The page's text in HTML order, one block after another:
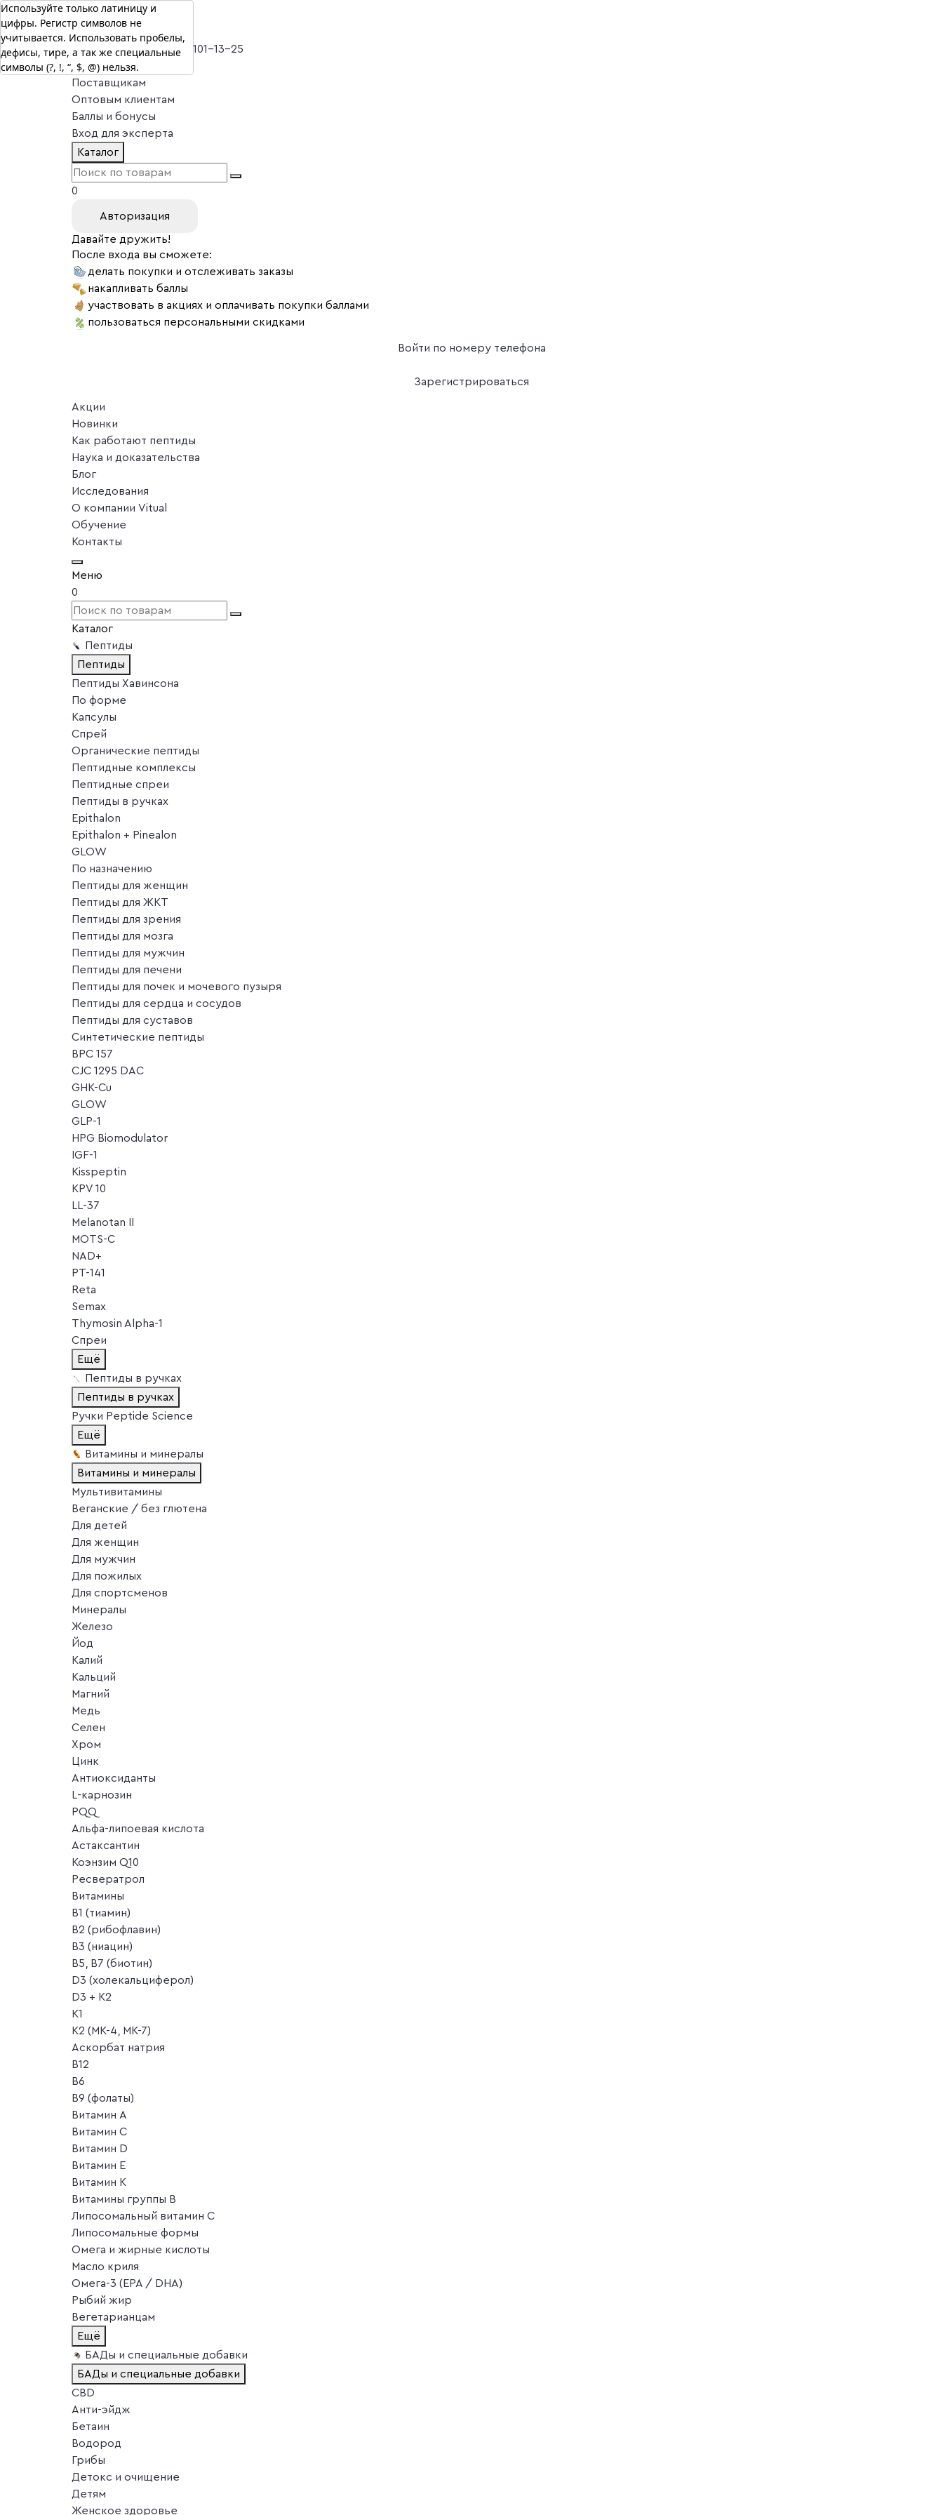
г. Москва
Vitual Peptide+7 (800) 101-13-25
Специалистам
Поставщикам
Оптовым клиентам
Баллы и бонусы
Вход для эксперта
Каталог
0
Авторизация
Давайте дружить!
После входа вы сможете:
делать покупки и отслеживать заказы
накапливать баллы
участвовать в акциях и оплачивать покупки баллами
пользоваться персональными скидками
Войти по номеру телефона
Зарегистрироваться
Акции
Новинки
Как работают пептиды
Наука и доказательства
Блог
Исследования
О компании Vitual
Обучение
Контакты
Меню
0
Каталог
Пептиды
Пептиды
Пептиды Хавинсона
По форме
Капсулы
Спрей
Органические пептиды
Пептидные комплексы
Пептидные спреи
Пептиды в ручках
Epithalon
Epithalon + Pinealon
GLOW
По назначению
Пептиды для женщин
Пептиды для ЖКТ
Пептиды для зрения
Пептиды для мозга
Пептиды для мужчин
Пептиды для печени
Пептиды для почек и мочевого пузыря
Пептиды для сердца и сосудов
Пептиды для суставов
Синтетические пептиды
BPC 157
CJC 1295 DAC
GHK-Cu
GLOW
GLP-1
HPG Biomodulator
IGF-1
Kisspeptin
KPV 10
LL-37
Melanotan II
MOTS-C
NAD+
PT-141
Reta
Semax
Thymosin Alpha-1
Спреи
Ещё
Пептиды в ручках
Пептиды в ручках
Ручки Peptide Science
Ещё
Витамины и минералы
Витамины и минералы
Мультивитамины
Веганские / без глютена
Для детей
Для женщин
Для мужчин
Для пожилых
Для спортсменов
Минералы
Железо
Йод
Калий
Кальций
Магний
Медь
Селен
Хром
Цинк
Антиоксиданты
L-карнозин
PQQ
Альфа-липоевая кислота
Астаксантин
Коэнзим Q10
Ресвератрол
Витамины
B1 (тиамин)
B2 (рибофлавин)
B3 (ниацин)
B5, B7 (биотин)
D3 (холекальциферол)
D3 + K2
K1
K2 (MK-4, MK-7)
Аскорбат натрия
В12
В6
В9 (фолаты)
Витамин A
Витамин C
Витамин D
Витамин E
Витамин K
Витамины группы B
Липосомальный витамин C
Липосомальные формы
Омега и жирные кислоты
Масло криля
Омега-3 (EPA / DHA)
Рыбий жир
Вегетарианцам
Ещё
БАДы и специальные добавки
БАДы и специальные добавки
CBD
Анти-эйдж
Бетаин
Водород
Грибы
Детокс и очищение
Детям
Женское здоровье
Используйте только латиницу и
цифры. Регистр символов не
учитывается. Использовать пробелы,
дефисы, тире, а так же специальные
символы (?, !, “, $, @) нельзя.